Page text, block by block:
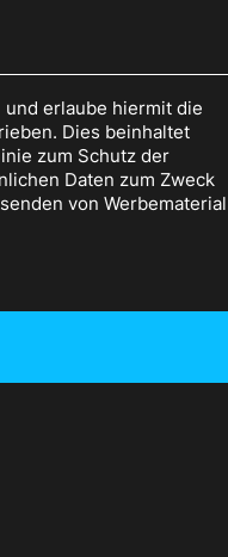
erlaube hiermit die
Dies beinhaltet
zum Schutz der
Daten zum Zweck
von Werbematerial